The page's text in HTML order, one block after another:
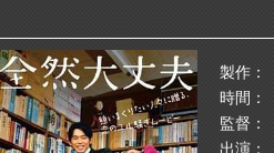
製作
時間
監督
出演